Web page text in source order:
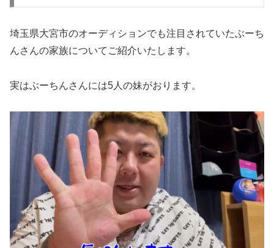
埼玉県大宮市のオーディションでも注目されていたぶーち
んさんの家族についてご紹介いたします。
実はぶーちんさんには5人の妹がおります。